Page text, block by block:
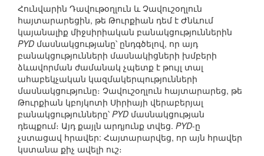
Հունվարին Դավութօղլուն և Չավուշօղլուն
հայտարարեցին, թե Թուրքիան դեմ է Ժնևում
կայանալիք միջսիրիական բանակցություններին
PYD մասնակցությանը՝ ընդգծելով, որ այդ
բանակցությունների մասնակիցների խմբերի
ձևավորման ժամանակ չպետք է թույլ տալ
ահաբեկչական կազմակերպությունների
մասնակցությունը։ Չավուշօղլուն հայտարարեց, թե
Թուրքիան կբոյկոտի Սիրիայի վերաբերյալ
բանակցությունները՝ PYD մասնակցության
դեպքում։ Այդ քայլն արդյունք տվեց. PYD-ը
չստացավ հրավեր: Հայտարարվեց, որ այն հրավեր
կստանա քիչ ավելի ուշ։